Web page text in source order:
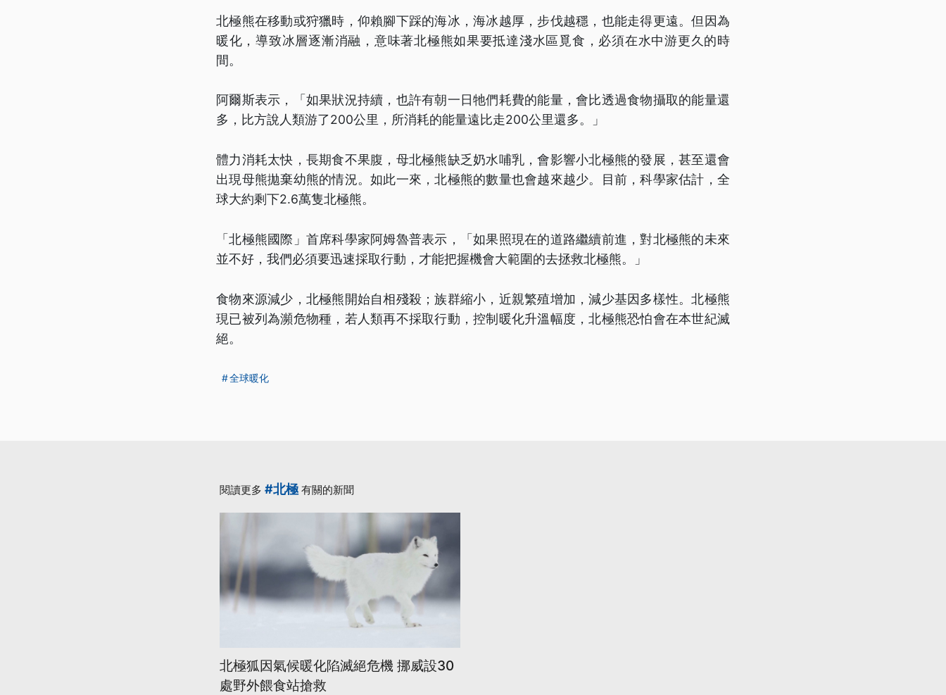
北極熊在移動或狩獵時，仰賴腳下踩的海冰，海冰越厚，步伐越穩，也能走得更遠。但因為
暖化，導致冰層逐漸消融，意味著北極熊如果要抵達淺水區覓食，必須在水中游更久的時
間。
阿爾斯表示，「如果狀況持續，也許有朝一日牠們耗費的能量，會比透過食物攝取的能量還
多，比方說人類游了200公里，所消耗的能量遠比走200公里還多。」
體力消耗太快，長期食不果腹，母北極熊缺乏奶水哺乳，會影響小北極熊的發展，甚至還會
出現母熊拋棄幼熊的情況。如此一來，北極熊的數量也會越來越少。目前，科學家估計，全
球大約剩下2.6萬隻北極熊。
「北極熊國際」首席科學家阿姆魯普表示，「如果照現在的道路繼續前進，對北極熊的未來
並不好，我們必須要迅速採取行動，才能把握機會大範圍的去拯救北極熊。」
食物來源減少，北極熊開始自相殘殺；族群縮小，近親繁殖增加，減少基因多樣性。北極熊
現已被列為瀕危物種，若人類再不採取行動，控制暖化升溫幅度，北極熊恐怕會在本世紀滅
絕。
全球暖化
閱讀更多 #北極 有關的新聞
北極狐因氣候暖化陷滅絕危機 挪威設30
處野外餵食站搶救